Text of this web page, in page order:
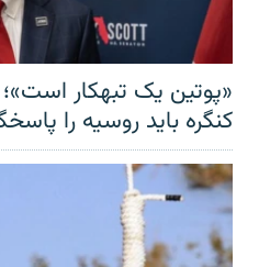
«پوتین یک تبهکار
کنگره باید روسیه را